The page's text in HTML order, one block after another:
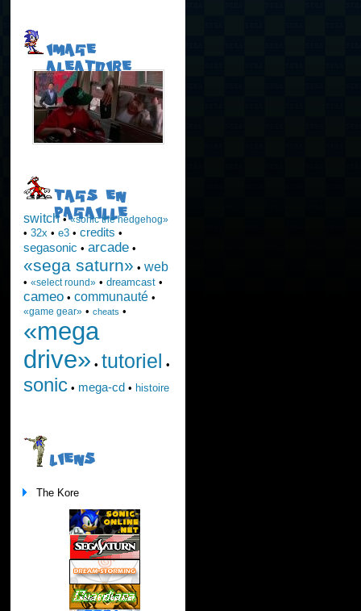
IMAGE
ALEATOIRE
TAGS EN
PAGAILLE
switch•«sonic the hedgehog»
• 32x • e3• credits •
segasonic • arcade•
«sega saturn» • web
• «select round»• dreamcast•
cameo• communauté•
«game gear»• cheats •
«mega
drive» • tutoriel •
sonic• mega-cd • histoire
LIENS
The Kore